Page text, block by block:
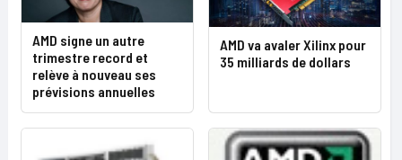
AMD signe un autre
trimestre record et
relève à nouveau ses
prévisions annuelles
AMD va avaler Xilinx pour
35 milliards de dollars